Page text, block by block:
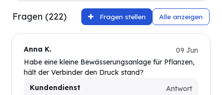
Fragen (222) Fragen stellen Alle anzeigen
Anna K.
09 Jun
Habe eine kleine Bewässerungsanlage für Pflanzen,
hält der Verbinder den Druck stand?
Kundendienst
Antwort